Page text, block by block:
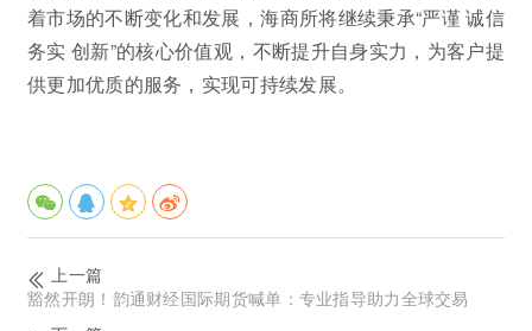
着市场的不断变化和发展，海商所将继续秉承“严谨 诚信
务实 创新”的核心价值观，不断提升自身实力，为客户提
供更加优质的服务，实现可持续发展。
上一篇
豁然开朗！韵通财经国际期货喊单：专业指导助力全球交易